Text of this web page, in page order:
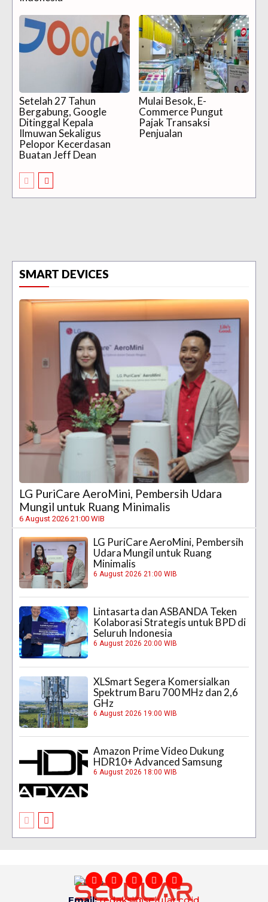
Setelah 27 Tahun
Bergabung, Google
Ditinggal Kepala
Ilmuwan Sekaligus
Pelopor Kecerdasan
Buatan Jeff Dean
Mulai Besok, E-
Commerce Pungut
Pajak Transaksi
Penjualan
SMART DEVICES
LG PuriCare AeroMini, Pembersih Udara
Mungil untuk Ruang Minimalis
6 August 2026 21:00 WIB
LG PuriCare AeroMini, Pembersih
Udara Mungil untuk Ruang
Minimalis
6 August 2026 21:00 WIB
Lintasarta dan ASBANDA Teken
Kolaborasi Strategis untuk BPD di
Seluruh Indonesia
6 August 2026 20:00 WIB
XLSmart Segera Komersialkan
Spektrum Baru 700 MHz dan 2,6
GHz
6 August 2026 19:00 WIB
Amazon Prime Video Dukung
HDR10+ Advanced Samsung
6 August 2026 18:00 WIB